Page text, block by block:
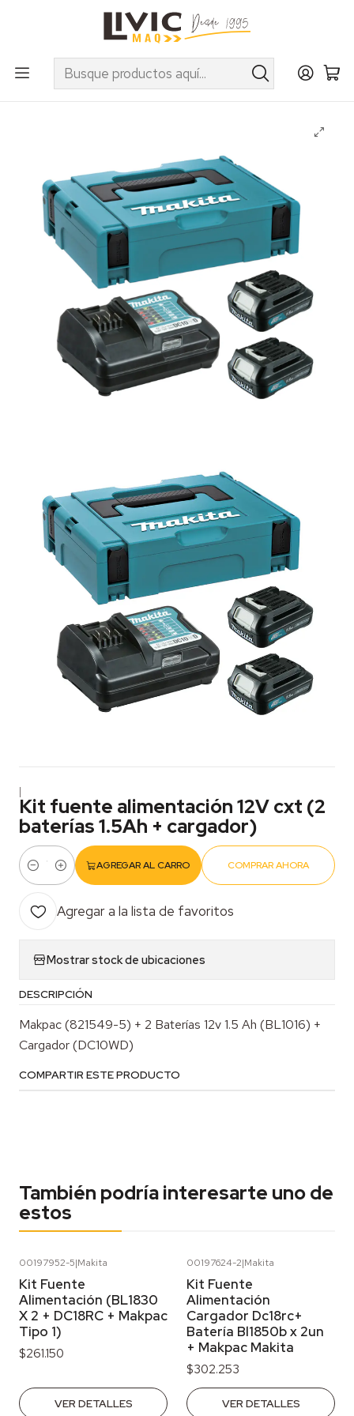
UTILIZA EL CUPÓN "INVIERNO10" EN PRODUCTOS SELECCIONADOS
Makita Accesorios
Kit fuente alimentación 12V cxt (2 baterías 1.5Ah +
cargador)
|
Kit fuente alimentación 12V cxt (2
baterías 1.5Ah + cargador)
Cantidad
AGREGAR AL CARRO COMPRAR AHORA
Agregar a la lista de favoritos
Mostrar stock de ubicaciones
DESCRIPCIÓN
Makpac (821549-5) + 2 Baterías 12v 1.5 Ah (BL1016) +
Cargador (DC10WD)
COMPARTIR ESTE PRODUCTO
También podría interesarte uno de
estos
00197952-5|Makita
Kit Fuente
Alimentación (BL1830
X 2 + DC18RC + Makpac
Tipo 1)
$261.150
VER DETALLES
00197624-2|Makita
Kit Fuente
Alimentación
Cargador Dc18rc+
Batería Bl1850b x 2un
+ Makpac Makita
$302.253
VER DETALLES